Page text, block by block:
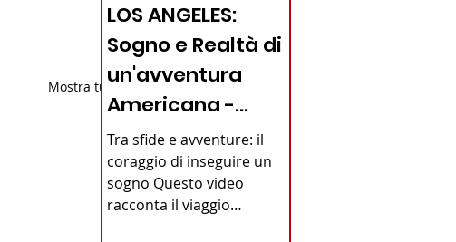
Mostra tutti
LOS ANGELES:
Sogno e Realtà di
un'avventura
Americana -
VIDEO
Tra sfide e avventure: il
coraggio di inseguire un
sogno Questo video
racconta il viaggio